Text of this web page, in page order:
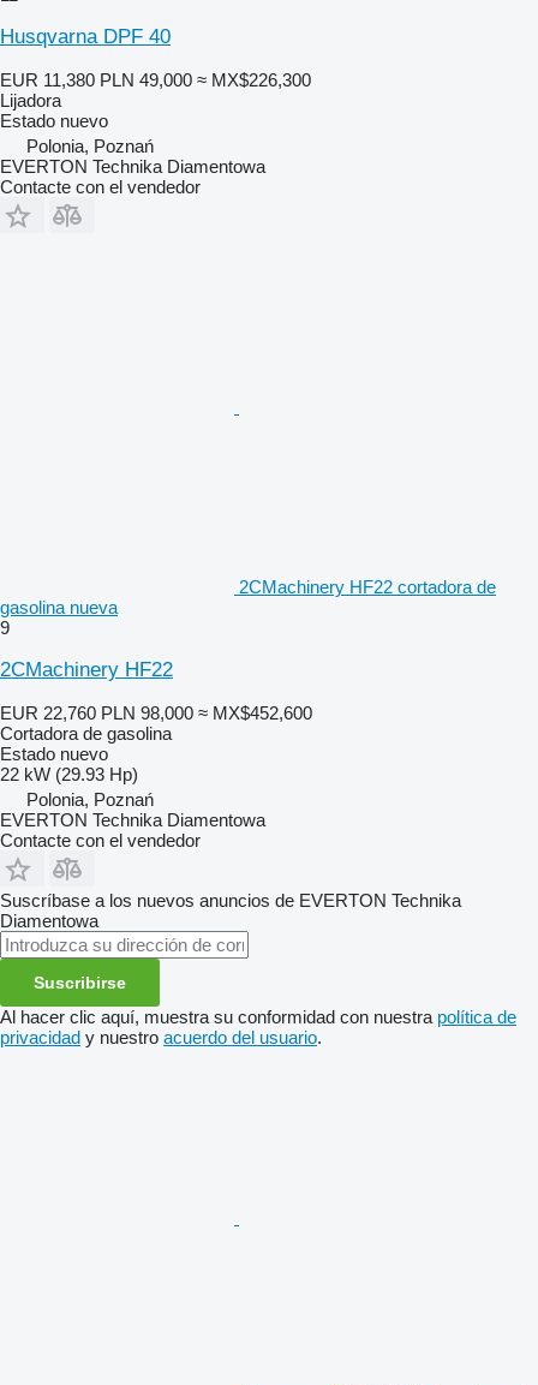
Husqvarna DPF 40
EUR 11,380 PLN 49,000 ≈ MX$226,300
Lijadora
Estado nuevo
Polonia, Poznań
EVERTON Technika Diamentowa
Contacte con el vendedor
2CMachinery HF22 cortadora de
gasolina nueva
9
2CMachinery HF22
EUR 22,760 PLN 98,000 ≈ MX$452,600
Cortadora de gasolina
Estado nuevo
22 kW (29.93 Hp)
Polonia, Poznań
EVERTON Technika Diamentowa
Contacte con el vendedor
Suscríbase a los nuevos anuncios de EVERTON Technika
Diamentowa
Suscribirse
Al hacer clic aquí, muestra su conformidad con nuestra política de
privacidad y nuestro acuerdo del usuario.